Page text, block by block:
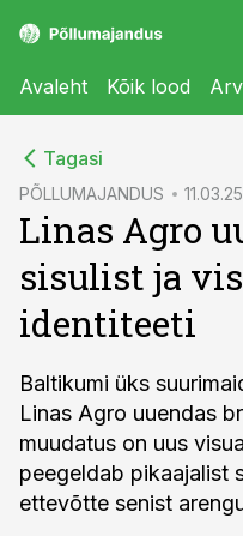
Avaleht Kõik lood
Tagasi
PÕLLUMAJANDUS
Linas Agro
sisulist ja
identiteeti
Baltikumi üks
Linas Agro uuendas
muudatus on uus
peegeldab pikaajalist
ettevõtte senist